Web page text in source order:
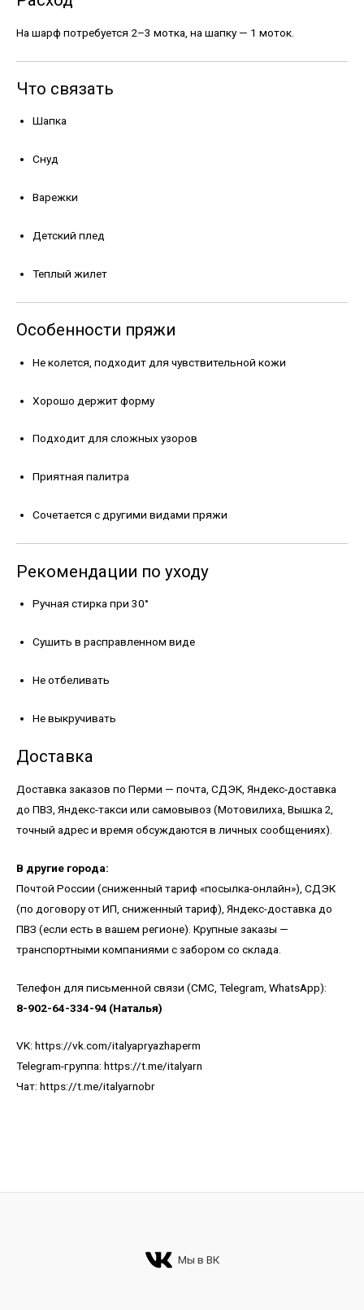
На шарф потребуется 2–3 мотка, на шапку — 1 моток.
Что связать
Шапка
Снуд
Варежки
Детский плед
Теплый жилет
Особенности пряжи
Не колется, подходит для чувствительной кожи
Хорошо держит форму
Подходит для сложных узоров
Приятная палитра
Сочетается с другими видами пряжи
Рекомендации по уходу
Ручная стирка при 30°
Сушить в расправленном виде
Не отбеливать
Не выкручивать
Доставка
Доставка заказов по Перми — почта, СДЭК, Яндекс-доставка
до ПВЗ, Яндекс-такси или самовывоз (Мотовилиха, Вышка 2,
точный адрес и время обсуждаются в личных сообщениях).
В другие города:
Почтой России (сниженный тариф «посылка-онлайн»), СДЭК
(по договору от ИП, сниженный тариф), Яндекс-доставка до
ПВЗ (если есть в вашем регионе). Крупные заказы —
транспортными компаниями с забором со склада.
Телефон для письменной связи (СМС, Telegram, WhatsApp):
8-902-64-334-94 (Наталья)
VK: https://vk.com/italyapryazhaperm
Telegram-группа: https://t.me/italyarn
Чат: https://t.me/italyarnobr
Мы в ВК